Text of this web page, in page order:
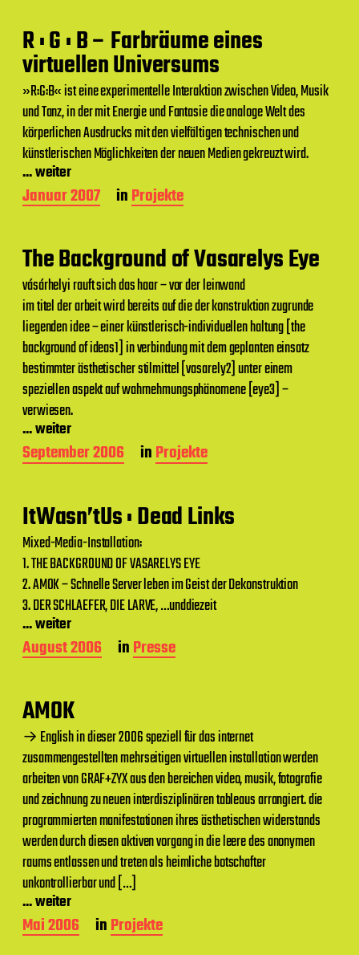
t
r
a
g
s
d
a
t
u
m
R : G : B – Farbräume eines
virtuellen Universums
»R:G:B« ist eine experimentelle Interaktion zwischen Video, Musik
und Tanz, in der mit Energie und Fantasie die analoge Welt des
körperlichen Ausdrucks mit den vielfältigen technischen und
künstlerischen Möglichkeiten der neuen Medien gekreuzt wird.
... weiter
B
e
t
r
a
g
s
d
a
t
u
m
Januar 2007 inProjekte
The Background of Vasarelys Eye
vásárhelyi rauft sich das haar – vor der leinwand
im titel der arbeit wird bereits auf die der konstruktion zugrunde
liegenden idee – einer künstlerisch-individuellen haltung [the
background of ideas1] in verbindung mit dem geplanten einsatz
bestimmter ästhetischer stilmittel [vasarely2] unter einem
speziellen aspekt auf wahrnehmungsphänomene [eye3] –
verwiesen.
... weiter
B
e
t
r
a
g
s
d
a
t
u
m
September 2006 inProjekte
ItWasn’tUs : Dead Links
Mixed-Media-Installation:
1. THE BACKGROUND OF VASARELYS EYE
2. AMOK – Schnelle Server leben im Geist der Dekonstruktion
3. DER SCHLAEFER, DIE LARVE, …unddiezeit
... weiter
B
e
t
r
g
s
d
a
t
u
m
August 2006 inPresse
AMOK
→ English in dieser 2006 speziell für das internet
zusammengestellten mehrseitigen virtuellen installation werden
arbeiten von GRAF+ZYX aus den bereichen video, musik, fotografie
und zeichnung zu neuen interdisziplinären tableaus arrangiert. die
programmierten manifestationen ihres ästhetischen widerstands
werden durch diesen aktiven vorgang in die leere des anonymen
raums entlassen und treten als heimliche botschafter
unkontrollierbar und […]
... weiter
B
e
Mai 2006 inProjekte